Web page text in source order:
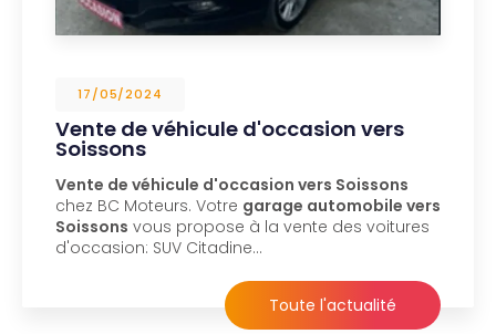
17/05/2024
Vente de véhicule d'occasion vers
Soissons
Vente de véhicule d'occasion vers Soissons
chez BC Moteurs. Votre garage automobile vers
Soissonsvous propose à la vente des voitures
d'occasion: SUV Citadine…
Toute l'actualité